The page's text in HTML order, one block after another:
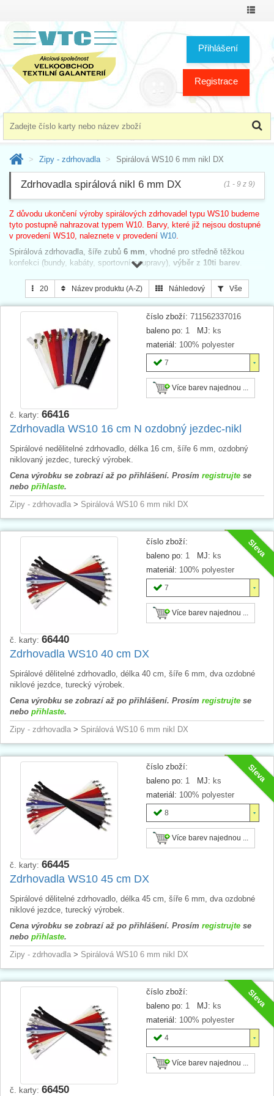
Přihlášení
Registrace
Zipy - zdrhovadla Spirálová WS10 6 mm nikl DX
Zdrhovadla spirálová nikl 6 mm DX (1 - 9 z 9)
Z důvodu ukončení výroby spirálových zdrhovadel typu WS10 budeme
tyto postupně nahrazovat typem W10. Barvy, které již nejsou dostupné
v provedení WS10, naleznete v provedení W10
Spirálová zdrhovadla, šíře zubů 6 mm , vhodné pro středně těžkou
konfekci (bundy, kabáty, sportovní soupravy), výběr z 10ti barev
nedělitelnév délce 16 cm,ozdobný niklový jezdec
dělitelnáv délkách40–80cm,dva ozdobné niklové jezdce
provedení znamená, že zipy mají vždypřesný
počet zoubkůa lze je kombinovat s díly z jiných výrobních dávek
s jistotou bezproblémového zapínání.
: Nevyhovuje Vám délka či jezdec? Vytvořte si vlastní zip
nekonečného zdrhovadlového pásu / zipu v metráži
20 Název produktu (A-Z) Náhledový Vše
číslo zboží: 711562337016
baleno po: 1 MJ: ks
materiál: 100% polyester
7
Více barev najednou ...
č. karty: 66416
Zdrhovadla WS10 16 cm N ozdobný jezdec-nikl
Spirálové nedělitelné zdrhovadlo, délka 16 cm, šíře 6 mm, ozdobný
niklovaný jezdec, turecký výrobek.
Cena výrobku se zobrazí až po přihlášení. Prosím registrujte se
nebo přihlaste.
Zipy - zdrhovadla > Spirálová WS10 6 mm nikl DX
Sleva
číslo zboží:
baleno po: 1 MJ: ks
materiál: 100% polyester
7
Více barev najednou ...
č. karty: 66440
Zdrhovadla WS10 40 cm DX
Spirálové dělitelné zdrhovadlo, délka 40 cm, šíře 6 mm, dva ozdobné
niklové jezdce, turecký výrobek.
Cena výrobku se zobrazí až po přihlášení. Prosím registrujte se
nebo přihlaste.
Zipy - zdrhovadla > Spirálová WS10 6 mm nikl DX
Sleva
číslo zboží:
baleno po: 1 MJ: ks
materiál: 100% polyester
8
Více barev najednou ...
č. karty: 66445
Zdrhovadla WS10 45 cm DX
Spirálové dělitelné zdrhovadlo, délka 45 cm, šíře 6 mm, dva ozdobné
niklové jezdce, turecký výrobek.
Cena výrobku se zobrazí až po přihlášení. Prosím registrujte se
nebo přihlaste.
Zipy - zdrhovadla > Spirálová WS10 6 mm nikl DX
Sleva
číslo zboží:
baleno po: 1 MJ: ks
materiál: 100% polyester
4
Více barev najednou ...
č. karty: 66450